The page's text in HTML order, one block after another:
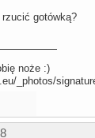
gotówką?
noże :)